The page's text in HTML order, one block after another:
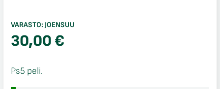
VARASTO: JOENSUU
30,00€
Ps5 peli.